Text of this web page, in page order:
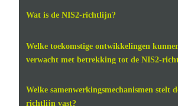
Wat is de NIS2-richtlijn?
cyberbeveiliging in de EU te verhogen
lidstaten. De richtlijn is een bijwerking en
Welke toekomstige ontwikkelingen
verwacht met betrekking tot de NIS2-
van nationale wetten om volledig te
Welke samenwerkingsmechanismen stelt
richtlijn vast?